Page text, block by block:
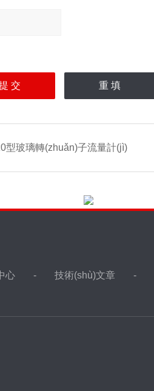
計(jì)算結(jié)
型玻璃轉(zhuǎn)子流量計(jì)
心 技術(shù)文章